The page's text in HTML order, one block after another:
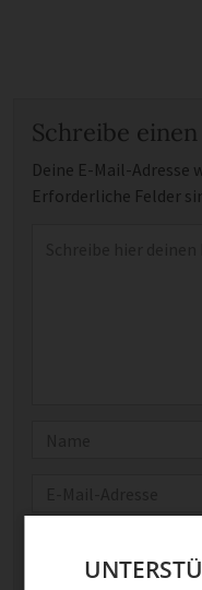
Schreibe
Deine E-Mail-
Erforderliche Felder
Bild anhängen